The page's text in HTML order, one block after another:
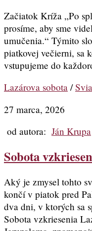
Začiatok Kríža „Po
prosíme, aby sme
umučenia.“ Týmito
piatkovej večierni, sa
vstupujeme do
Lazárova sobota /
27 marca, 2026
od autora: Ján Krupa
Sobota
Aký je zmysel tohto
končí v piatok pred
dva dni, v ktorých sa
Sobota vzkriesenia